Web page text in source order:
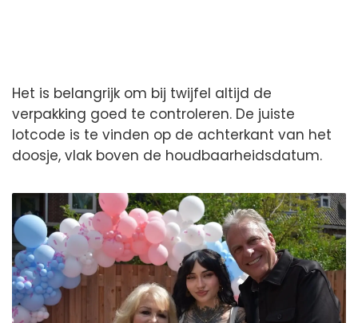
Het is belangrijk om bij twijfel altijd de
verpakking goed te controleren. De juiste
lotcode is te vinden op de achterkant van het
doosje, vlak boven de houdbaarheidsdatum.